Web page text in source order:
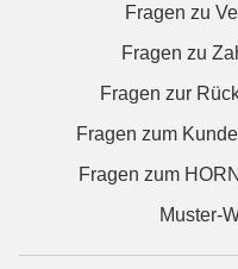
Fragen zu
Fragen zu
Fragen zur
Fragen zum
Fragen zum
Muster-